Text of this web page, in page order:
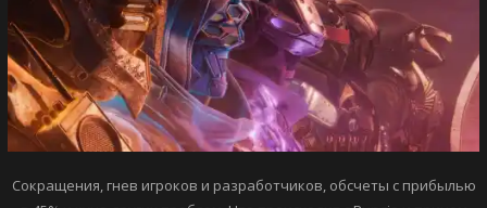
Сокращения, гнев игроков и разработчиков, обсчеты с прибылью